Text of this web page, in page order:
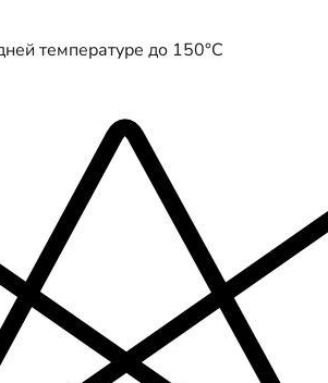
температуре до 150°C